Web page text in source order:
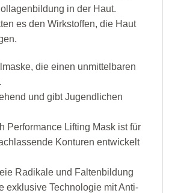
in der Haut.
es den Wirkstoffen, die Haut
die einen unmittelbaren
und gibt Jugendlichen
Performance Lifting Mask ist für
Konturen entwickelt
Radikale und Faltenbildung
exklusive Technologie mit Anti-